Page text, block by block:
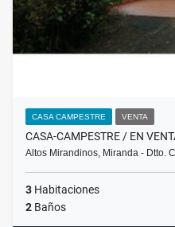
CASA CAMPESTRE VENTA
CASA-CAMPESTRE / EN
Altos Mirandinos, Miranda - Dtto.
3 Habitaciones
2 Baños